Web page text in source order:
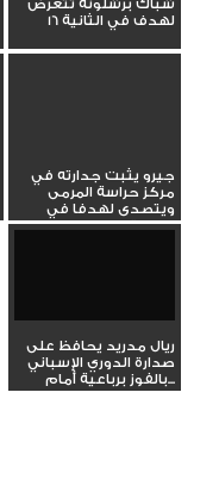
شباك برشلونة تتعرض
لهدف في الثانية 16
جيرو يثبت جدارته في
مركز حراسة المرمى
ويتصدى لهدفا في
مباراة ميلان...
ريال مدريد يحافظ على
صدارة الدوري الإسباني
بالفوز برباعية أمام...